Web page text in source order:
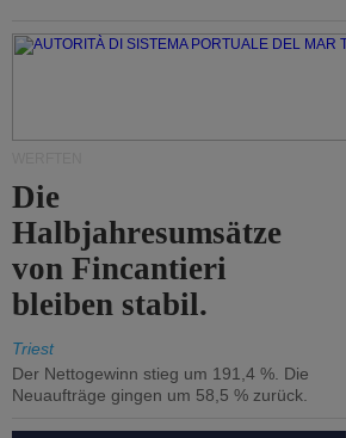
Die
Halbjahresumsätze
von Fincantieri
bleiben stabil.
Triest
Der Nettogewinn stieg um 191,4 %. Die
Neuaufträge gingen um 58,5 % zurück.